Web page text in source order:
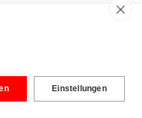
потребителей.
подготовки
может дать адвокат
Einstellungen